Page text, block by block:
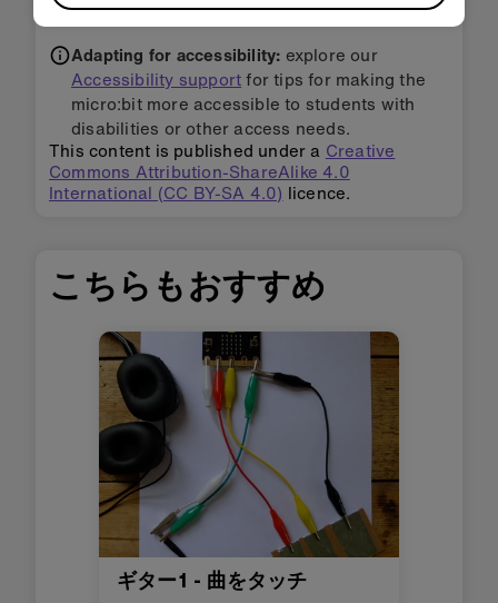
Adapting for accessibility: explore our
Accessibility supportfor tips for making the
micro:bit more accessible to students with
disabilities or other access needs.
This content is published under a Creative
Commons Attribution-ShareAlike 4.0
International (CC BY-SA 4.0) licence.
こちらもおすすめ
ギター1 - 曲をタッチ